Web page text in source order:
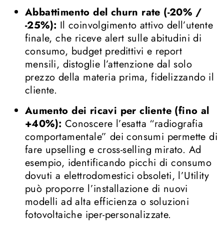
Abbattimento del churn rate (-20% /
-25%): Il coinvolgimento attivo dell’utente
finale, che riceve alert sulle abitudini di
consumo, budget predittivi e report
mensili, distoglie l’attenzione dal solo
prezzo della materia prima, fidelizzando il
cliente.
Aumento dei ricavi per cliente (fino al
+40%): Conoscere l’esatta “radiografia
comportamentale” dei consumi permette di
fare upselling e cross-selling mirato. Ad
esempio, identificando picchi di consumo
dovuti a elettrodomestici obsoleti, l’Utility
può proporre l’installazione di nuovi
modelli ad alta efficienza o soluzioni
fotovoltaiche iper-personalizzate.